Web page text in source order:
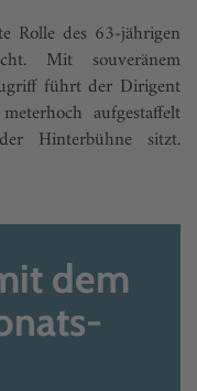
Rolle des 63-jährigen
Mit souveränem
führt der Dirigent
aufgestaffelt
Hinterbühne sitzt.
dem